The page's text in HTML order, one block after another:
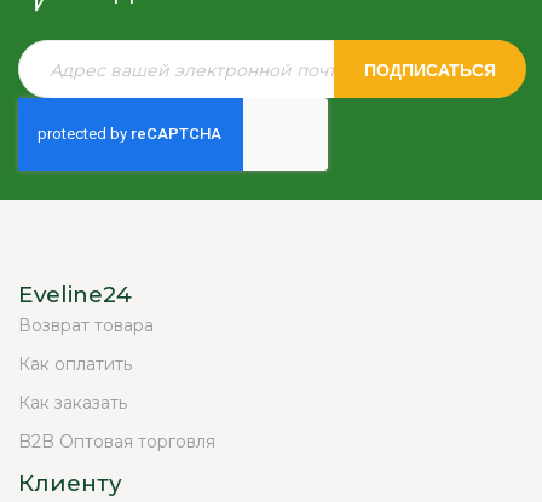
ПОДПИСАТЬСЯ
Eveline24
Возврат товара
Как оплатить
Как заказать
B2B Оптовая торговля
Клиенту